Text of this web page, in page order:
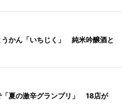
うかん「いちじく」 純米吟醸酒と
「夏の激辛グランプリ」 18店が